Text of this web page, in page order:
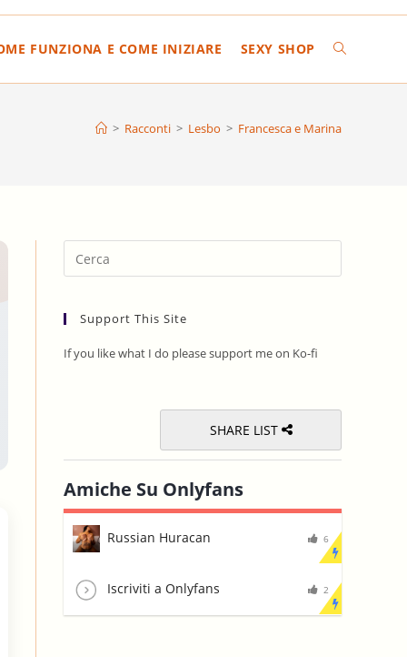
FUNZIONA E COME INIZIARE SEXY SHOP ATTIVA/
> Racconti > Lesbo > Francesca e Marina
Escape
Support This Site
If you like what I do please support me on Ko-fi
SHARE LIST
Amiche Su Onlyfans
Russian Huracan 6
Iscriviti a Onlyfans 2